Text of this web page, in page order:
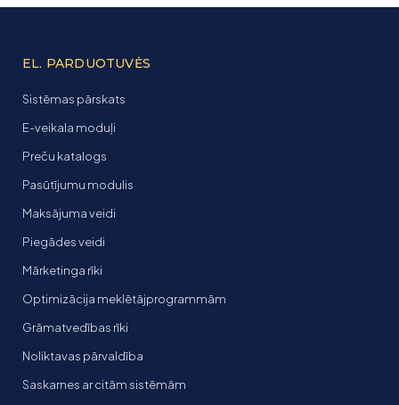
EL. PARDUOTUVĖS
Sistēmas pārskats
E-veikala moduļi
Preču katalogs
Pasūtījumu modulis
Maksājuma veidi
Piegādes veidi
Mārketinga rīki
Optimizācija meklētājprogrammām
Grāmatvedības rīki
Noliktavas pārvaldība
Saskarnes ar citām sistēmām